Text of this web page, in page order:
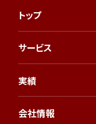
トップ
サービス
実績
会社情報